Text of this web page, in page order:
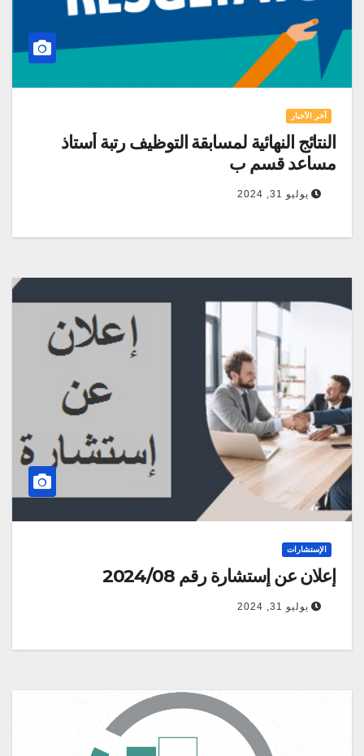
آخر الأخبار
النتائج النهائية لمسابقة التوظيف رتبة أستاذ
مساعد قسم ب
يوليو 31, 2024
الإستشارات
إعلان عن إستشارة رقم 2024/08
يوليو 31, 2024